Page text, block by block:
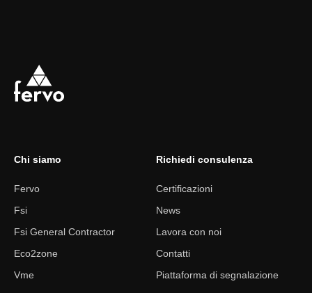
Chi siamo
Fervo
Fsi
Fsi General Contractor
Eco2zone
Vme
Richiedi consulenza
Certificazioni
News
Lavora con noi
Contatti
Piattaforma di segnalazione